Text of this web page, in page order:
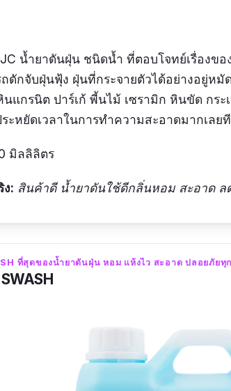
น้ำยาดันฝุ่น ชนิดน้ำ ที่ตอบโจทย์เรื่องขอ
ถดักจับฝุ่นฟุ้ง ฝุ่นที่กระจายตัวได้อย่างอยู่ห
แกรนิต ปาร์เก้ พี้นไม้ เซรามิก หินขัด กระเ
ะหยัดเวลาในการทำความสะอาดมากเลยที
มิลลิลิตร
ง: สินค้าดี น้ำยาดันใช้ดีกลิ่นหอม สะอาด ล
ที่สุดของน้ำยาดันฝุ่น หอม แห้งไว สะอาด ปลอยภัยทุ